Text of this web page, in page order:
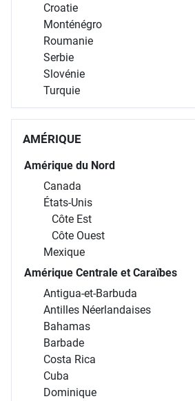
Croatie
Monténégro
Roumanie
Serbie
Slovénie
Turquie
AMÉRIQUE
Amérique du Nord
Canada
États-Unis
Côte Est
Côte Ouest
Mexique
Amérique Centrale et Caraïbes
Antigua-et-Barbuda
Antilles Néerlandaises
Bahamas
Barbade
Costa Rica
Cuba
Dominique